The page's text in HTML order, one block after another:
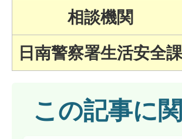
相談機関
日南警察署生活安全課
この記事に